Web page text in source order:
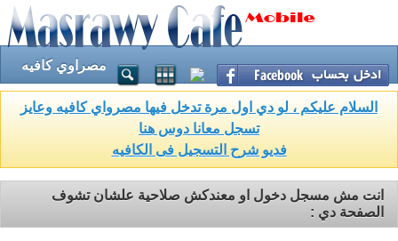
مصراوي كافيه
السلام عليكم ، لو دي اول مرة تدخل فيها مصرواي كافيه وعايز
تسجل معانا دوس هنا
فديو شرح التسجيل فى الكافيه
انت مش مسجل دخول او معندكش صلاحية علشان تشوف
الصفحة دي :